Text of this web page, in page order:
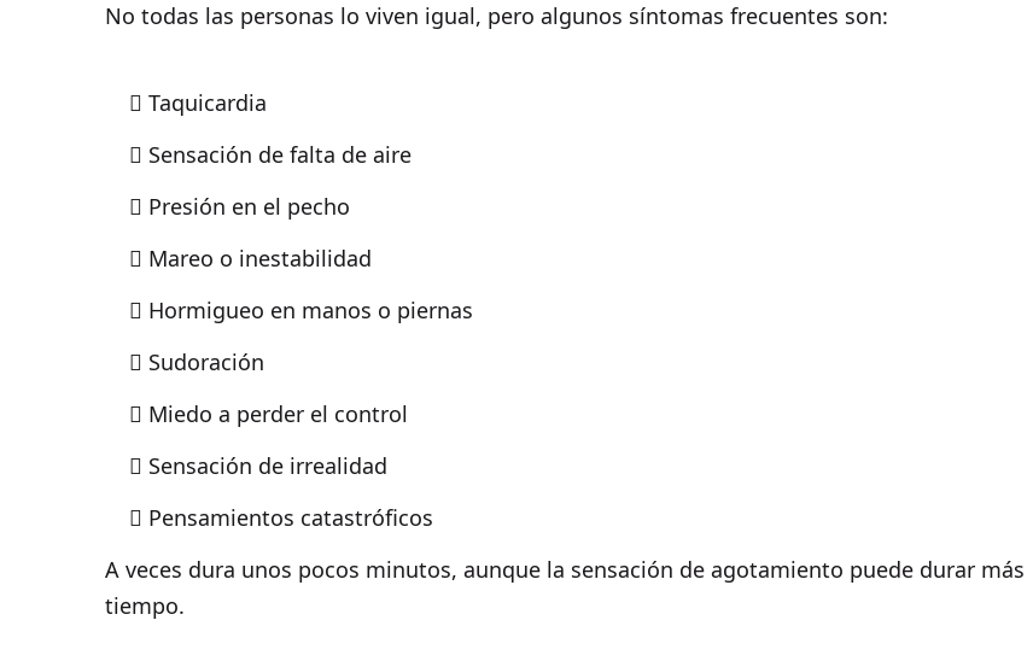
No todas las personas lo viven igual, pero algunos síntomas frecuentes son:
Taquicardia
Sensación de falta de aire
Presión en el pecho
Mareo o inestabilidad
Hormigueo en manos o piernas
Sudoración
Miedo a perder el control
Sensación de irrealidad
Pensamientos catastróficos
A veces dura unos pocos minutos, aunque la sensación de agotamiento puede durar más
tiempo.